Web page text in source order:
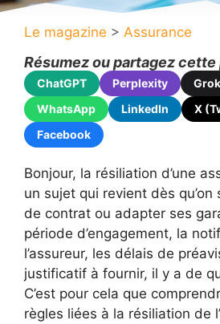
Le magazine > Assurance
Résumez ou partagez
ChatGPT Perplexity Grok
WhatsApp
LinkedIn
X
Facebook
Bonjour, la résiliation d’une
un sujet qui revient dès
de contrat ou adapter ses
période d’engagement, la
l’assureur, les délais de
justificatif à fournir, il y a de
C’est pour cela que
règles liées à la résiliation de